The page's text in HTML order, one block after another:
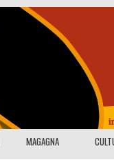
MAGAGNA